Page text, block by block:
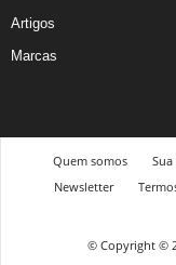
Artigos
Marcas
Quem somos
Newsletter
© Copyright ©